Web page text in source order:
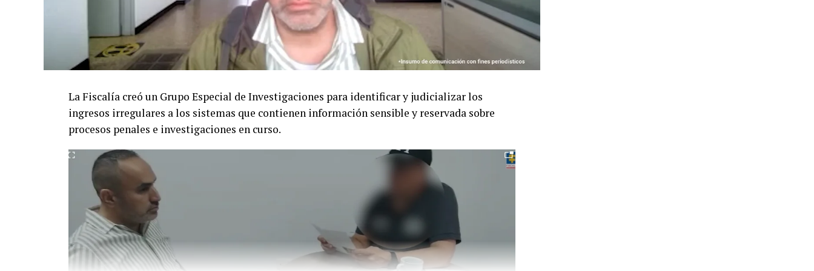
La Fiscalía creó un Grupo Especial de Investigaciones para identificar y judicializar los
ingresos irregulares a los sistemas que contienen información sensible y reservada sobre
procesos penales e investigaciones en curso.